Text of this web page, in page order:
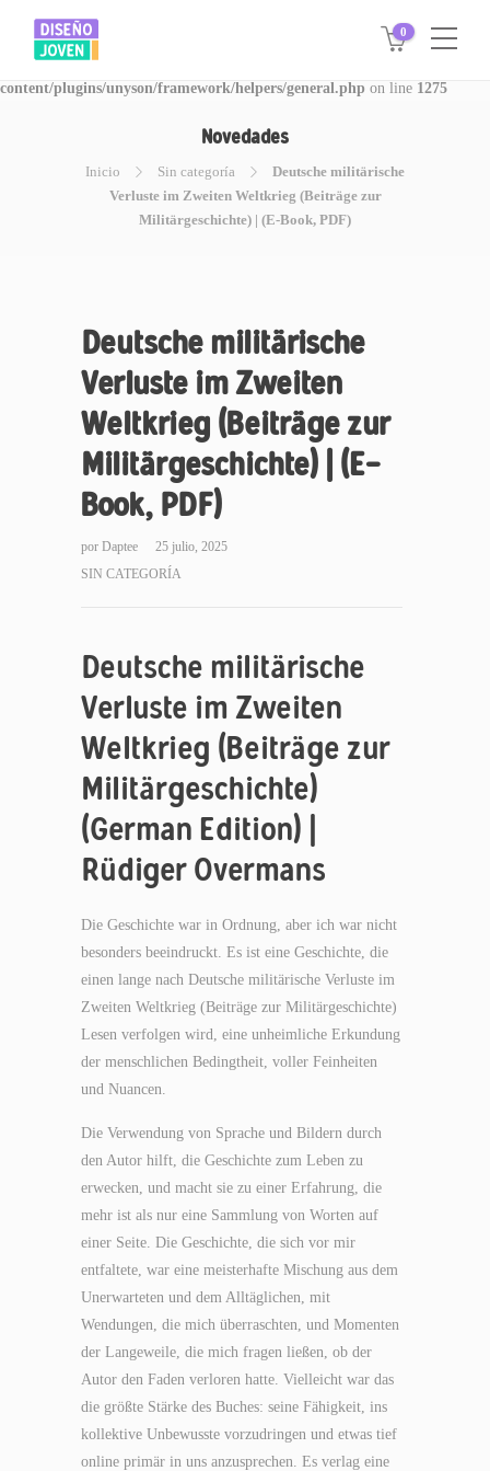
Warning: Invalid argument supplied for foreach() in
/www/disegnojoven.com.ar/htdocs/wp-
content/plugins/unyson/framework/helpers/general.php on line 1275
0
Novedades
Inicio Sin categoría
Deutsche militärische
Verluste im Zweiten Weltkrieg (Beiträge zur
Militärgeschichte) | (E-Book, PDF)
Deutsche militärische
Verluste im Zweiten
Weltkrieg (Beiträge zur
Militärgeschichte) | (E-
Book, PDF)
por Daptee
25 julio, 2025
SIN CATEGORÍA
Deutsche militärische
Verluste im Zweiten
Weltkrieg (Beiträge zur
Militärgeschichte)
(German Edition) |
Rüdiger Overmans
Die Geschichte war in Ordnung, aber ich war nicht
besonders beeindruckt. Es ist eine Geschichte, die
einen lange nach Deutsche militärische Verluste im
Zweiten Weltkrieg (Beiträge zur Militärgeschichte)
Lesen verfolgen wird, eine unheimliche Erkundung
der menschlichen Bedingtheit, voller Feinheiten
und Nuancen.
Die Verwendung von Sprache und Bildern durch
den Autor hilft, die Geschichte zum Leben zu
erwecken, und macht sie zu einer Erfahrung, die
mehr ist als nur eine Sammlung von Worten auf
einer Seite. Die Geschichte, die sich vor mir
entfaltete, war eine meisterhafte Mischung aus dem
Unerwarteten und dem Alltäglichen, mit
Wendungen, die mich überraschten, und Momenten
der Langeweile, die mich fragen ließen, ob der
Autor den Faden verloren hatte. Vielleicht war das
die größte Stärke des Buches: seine Fähigkeit, ins
kollektive Unbewusste vorzudringen und etwas tief
online primär in uns anzusprechen. Es verlag eine